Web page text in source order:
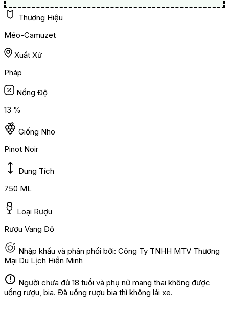
Thương Hiệu
Méo-Camuzet
Xuất Xứ
Pháp
Nồng Độ
13 %
Giống Nho
Pinot Noir
Dung Tích
750 ML
Loại Rượu
Rượu Vang Đỏ
Nhập khẩu và phân phối bởi: Công Ty TNHH MTV Thương
Mại Du Lịch Hiền Minh
Người chưa đủ 18 tuổi và phụ nữ mang thai không được
uống rượu, bia. Đã uống rượu bia thì không lái xe.